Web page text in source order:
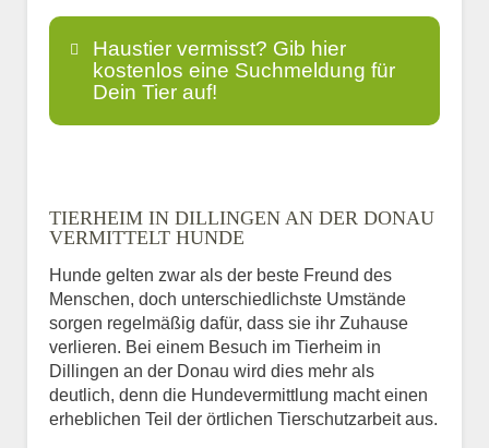
Haustier vermisst? Gib hier
kostenlos eine Suchmeldung für
Dein Tier auf!
E-Mail*
TIERHEIM IN DILLINGEN AN DER DONAU
VERMITTELT HUNDE
Hunde gelten zwar als der beste Freund des
Menschen, doch unterschiedlichste Umstände
sorgen regelmäßig dafür, dass sie ihr Zuhause
verlieren. Bei einem Besuch im Tierheim in
Dillingen an der Donau wird dies mehr als
deutlich, denn die Hundevermittlung macht einen
erheblichen Teil der örtlichen Tierschutzarbeit aus.